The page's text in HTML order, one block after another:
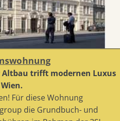
Altbau trifft modernen Luxus
Für diese Wohnung
die Grundbuch- und